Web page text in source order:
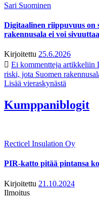
Sari Suominen
Digitaalinen riippuvuus on
rakennusala ei voi sivuuttaa
Kirjoitettu 25.6.2026
Ei kommentteja artikkeliin
riski, jota Suomen
Lisää vieraskynästä
Kumppaniblogit
Recticel Insulation Oy
PIR-katto pitää pintansa
Kirjoitettu 21.10.2024
Ilmoitus